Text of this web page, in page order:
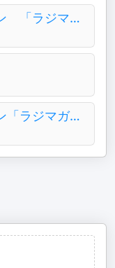
武田砂鉄 ラジオマガジン 「ラジマガコラム」
武田砂鉄 ラジオマガジン「ラジマガインタビュー」